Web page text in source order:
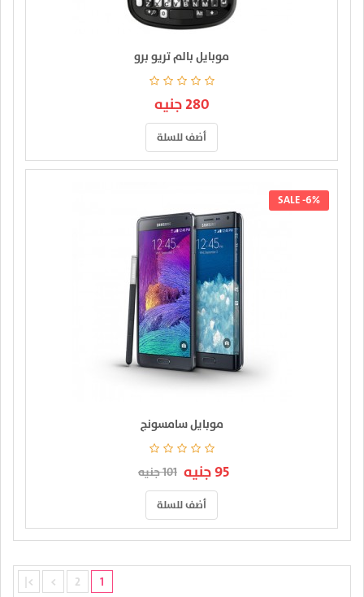
موبايل بالم تريو برو
280 جنيه
أضف للسلة
SALE -6%
موبايل سامسونج
95 جنيه 101 جنيه
أضف للسلة
1
2
>
>|